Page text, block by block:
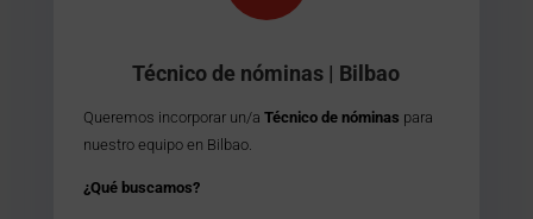
Técnico de nóminas | Bilbao
Queremos incorporar un/a Técnico de nóminas para
nuestro equipo en Bilbao.
¿Qué buscamos?